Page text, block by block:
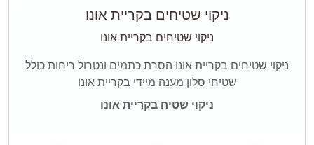
ניקוי שטיחים בקריית אונו
ניקוי שטיחים בקריית אונו
ניקוי שטיחים בקריית אונו הסרת כתמים ונטרול ריחות כולל
שטיחי סלון מענה מיידי בקריית אונו
ניקוי שטיח בקריית אונו